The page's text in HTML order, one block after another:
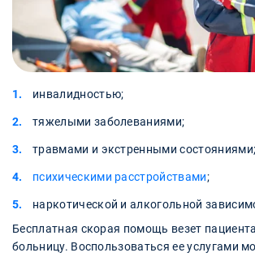
инвалидностью;
тяжелыми заболеваниями;
травмами и экстренными состояниями;
психическими расстройствами;
наркотической и алкогольной
Бесплатная скорая помощь везет
больницу. Воспользоваться ее услугами